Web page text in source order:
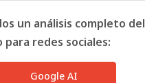
un análisis completo del
redes sociales:
Google AI